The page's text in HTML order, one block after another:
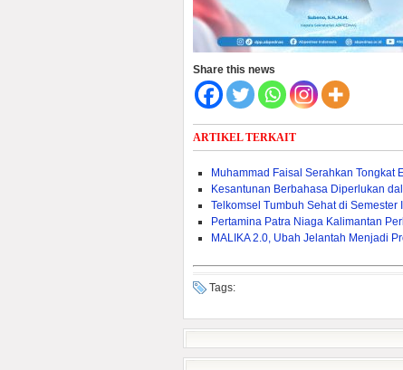
Share this news
ARTIKEL TERKAIT
Muhammad Faisal Serahkan Tongkat
Kesantunan Berbahasa Diperlukan
Telkomsel Tumbuh Sehat di Semester
Pertamina Patra Niaga Kalimantan
MALIKA 2.0, Ubah Jelantah Menjadi
Tags: